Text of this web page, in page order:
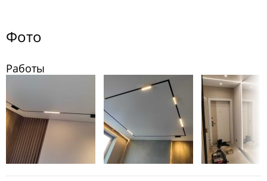
Фото
Работы